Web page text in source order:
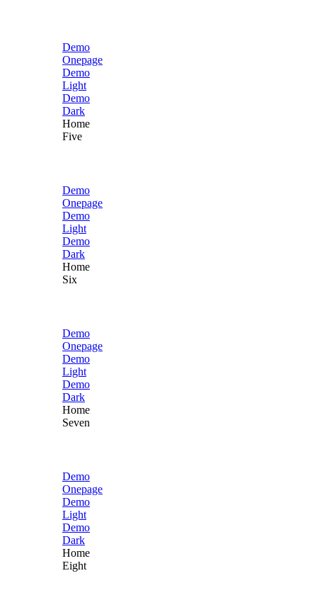
Demo
Onepage
Demo
Light
Demo
Dark
Home
Five
Demo
Onepage
Demo
Light
Demo
Dark
Home
Six
Demo
Onepage
Demo
Light
Demo
Dark
Home
Seven
Demo
Onepage
Demo
Light
Demo
Dark
Home
Eight